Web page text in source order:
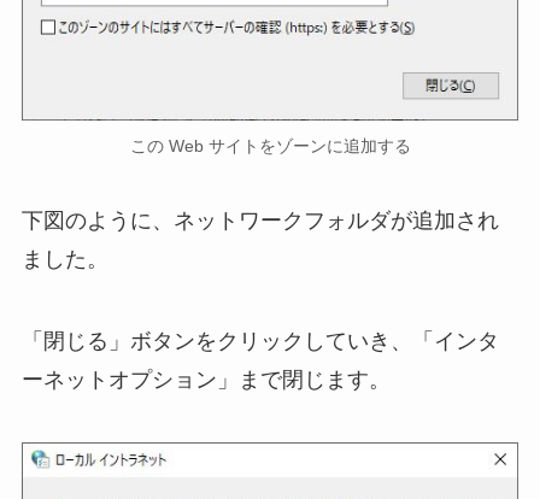
この Web サイトをゾーンに追加する
下図のように、ネットワークフォルダが追加され
ました。
「閉じる」ボタンをクリックしていき、「インタ
ーネットオプション」まで閉じます。